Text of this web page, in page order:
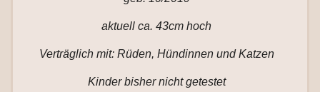
aktuell ca. 43cm hoch
Verträglich mit: Rüden, Hündinnen und Katzen
Kinder bisher nicht getestet